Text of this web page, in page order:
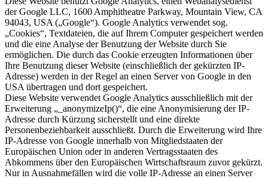
der Google LLC, 1600 Amphitheatre Parkway, Mountain View, CA
94043, USA („Google“). Google Analytics verwendet sog.
„Cookies“, Textdateien, die auf Ihrem Computer gespeichert werden
und die eine Analyse der Benutzung der Website durch Sie
ermöglichen. Die durch das Cookie erzeugten Informationen über
Ihre Benutzung dieser Website (einschließlich der gekürzten IP-
Adresse) werden in der Regel an einen Server von Google in den
USA übertragen und dort gespeichert.
Diese Website verwendet Google Analytics ausschließlich mit der
Erweiterung „_anonymizeIp()“, die eine Anonymisierung der IP-
Adresse durch Kürzung sicherstellt und eine direkte
Personenbeziehbarkeit ausschließt. Durch die Erweiterung wird Ihre
IP-Adresse von Google innerhalb von Mitgliedstaaten der
Europäischen Union oder in anderen Vertragsstaaten des
Abkommens über den Europäischen Wirtschaftsraum zuvor gekürzt.
Nur in Ausnahmefällen wird die volle IP-Adresse an einen Server